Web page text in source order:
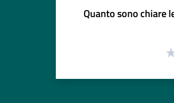
Quanto sono chiare